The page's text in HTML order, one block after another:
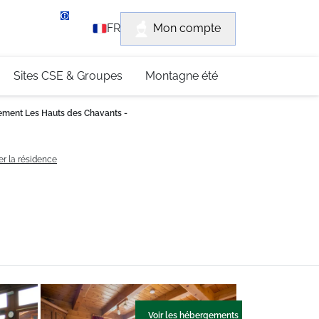
(0)4 79 96 30 69
FR Mon compte
Sites CSE & Groupes Montagne été
Les Hauts des Chavants -
la résidence
Voir les hébergements